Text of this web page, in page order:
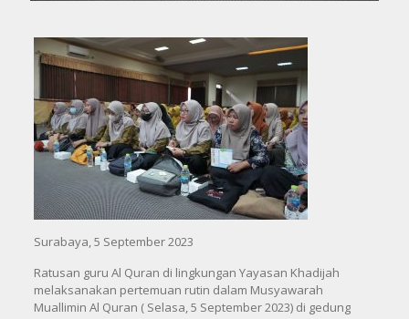
Surabaya, 5 September 2023
Ratusan guru Al Quran di lingkungan Yayasan Khadijah
melaksanakan pertemuan rutin dalam Musyawarah
Muallimin Al Quran ( Selasa, 5 September 2023) di gedung